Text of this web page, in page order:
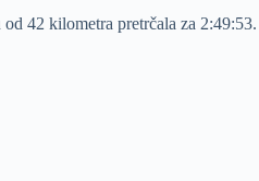
42 kilometra pretrčala za